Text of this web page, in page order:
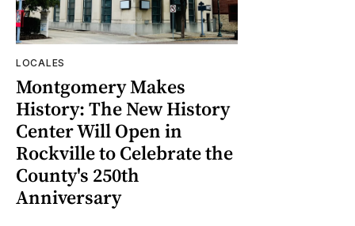
LOCALES
Montgomery Makes
History: The New History
Center Will Open in
Rockville to Celebrate the
County's 250th
Anniversary